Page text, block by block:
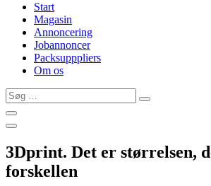
Start
Magasin
Annoncering
Jobannoncer
Packsupppliers
Om os
Søg
…
3Dprint. Det er størrelsen,
forskellen